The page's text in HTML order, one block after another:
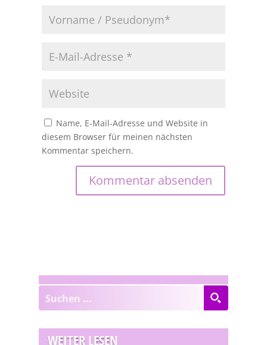
Name, E-Mail-Adresse und Website in
diesem Browser für meinen nächsten
Kommentar speichern.
WEITER LESEN